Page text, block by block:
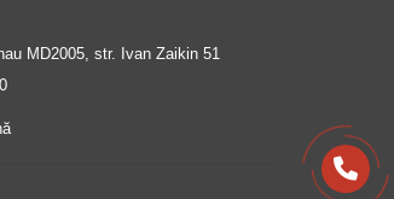
MD2005, str. Ivan Zaikin 51